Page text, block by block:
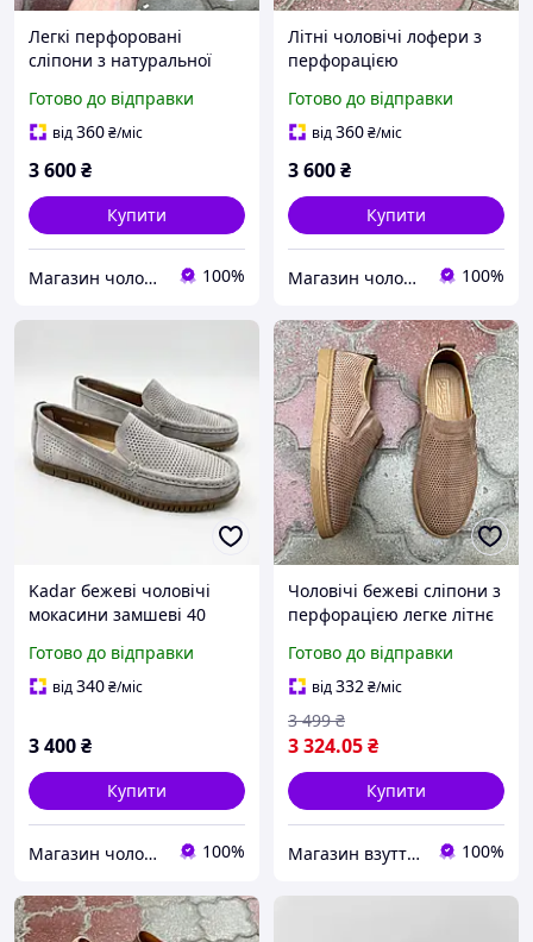
Легкі перфоровані
сліпони з натуральної
Готово до відправки
від360₴/міс
3 600₴
Купити
Магазин чоловічого взуття Bims.shoes 100%
Літні чоловічі лофери з
перфорацією
Готово до відправки
від360₴/міс
3 600₴
Купити
Магазин чоловічого взуття Bims.shoes 100%
Kadar бежеві чоловічі
мокасини замшеві 40
Готово до відправки
від340₴/міс
3 400₴
Купити
Магазин чоловічого взуття Bims.shoes 100%
Чоловічі бежеві сліпони з
перфорацією легке літнє
Готово до відправки
від332₴/міс
3 324.05₴
3 499 ₴
Купити
Магазин взуття Brogue.com.ua 100%